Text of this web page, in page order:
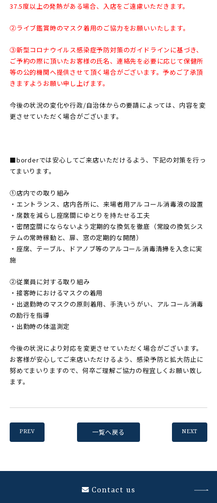
37.5度以上の発熱がある場合、入店をご遠慮いただきます。
②ライブ鑑賞時のマスク着用のご協力をお願いいたします。
③新型コロナウイルス感染症予防対策のガイドラインに基づき、
ご予約の際に頂いたお客様の氏名、連絡先を必要に応じて保健所
等の公的機関へ提供させて頂く場合がございます。予めご了承頂
きますようお願い申し上げます。
今後の状況の変化や行政/自治体からの要請によっては、内容を変
更させていただく場合がございます。
■borderでは安心してご来店いただけるよう、下記の対策を行っ
てまいります。
①店内での取り組み
・エントランス、店内各所に、来場者用アルコール消毒液の設置
・席数を減らし座席間にゆとりを持たせる工夫
・密閉空間にならないよう定期的な換気を徹底（常設の換気シス
テムの常時稼動と、扉、窓の定期的な開閉）
・座席、テーブル、ドアノブ等のアルコール消毒清掃を入念に実
施
②従業員に対する取り組み
・接客時におけるマスクの着用
・出退勤時のマスクの原則着用、手洗いうがい、アルコール消毒
の励行を指導
・出勤時の体温測定
今後の状況により対応を変更させていただく場合がございます。
お客様が安心してご来店いただけるよう、感染予防と拡大防止に
努めてまいりますので、何卒ご理解ご協力の程宜しくお願い致し
ます。
一覧へ戻る
PREV NEXT
Contact us